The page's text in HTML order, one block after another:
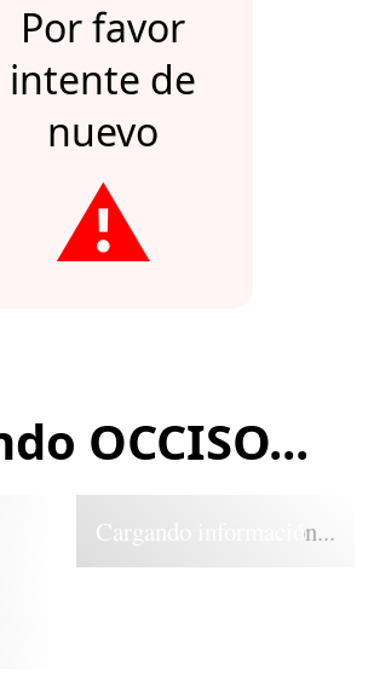
Por favor
intente de
nuevo
⚠️
OCCISO...
Cargando información...